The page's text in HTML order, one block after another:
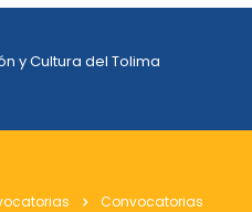
y Cultura del Tolima
Convocatorias